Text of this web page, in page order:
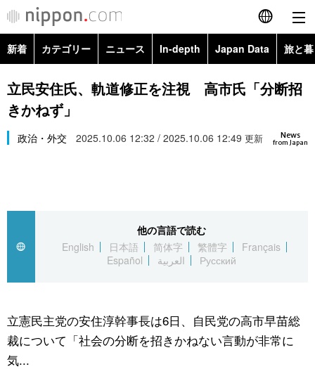
English
简体字
Русский
カテゴリー
経済・ビジネス
国際
文化
トップ
アーカイブ
In-depth
Japan Data
動画/Live
新着 カテゴリー ニュース In-depth Japan Data 旅と
政治・外交
経済・ビジネス
スポーツ・東京2020
Topics
立民安住氏、軌道修正を注視 高市氏「分断招
きかねず」
News
from Japan
政治・外交 2025.10.06 12:32 / 2025.10.06 12:49 更新
他の言語で読む
English
日本語 简体字 繁體字
Français
Español
العربية Русский
立憲民主党の安住淳幹事長は6日、自民党の高市早苗総
裁について「社会の分断を招きかねない言動が非常に
気...